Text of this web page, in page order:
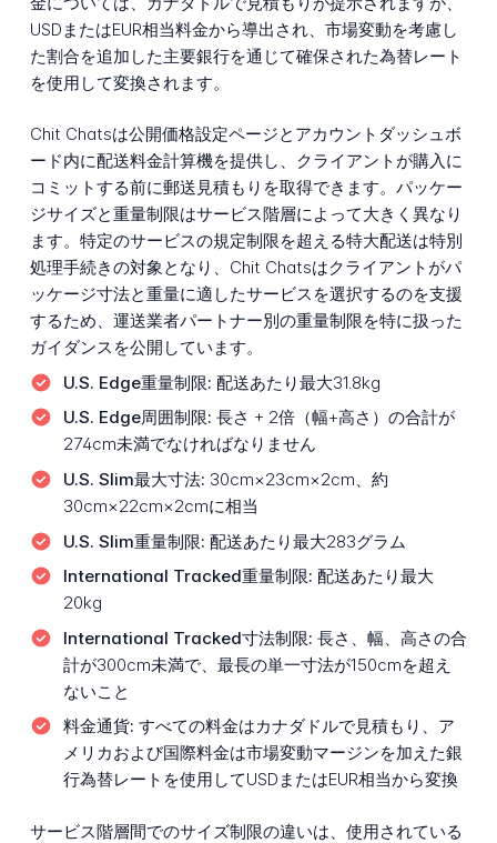
USDまたはEUR相当料金から導出され、市場変動を考慮し
た割合を追加した主要銀行を通じて確保された為替レート
を使用して変換されます。
Chit Chatsは公開価格設定ページとアカウントダッシュボ
ード内に配送料金計算機を提供し、クライアントが購入に
コミットする前に郵送見積もりを取得できます。パッケー
ジサイズと重量制限はサービス階層によって大きく異なり
ます。特定のサービスの規定制限を超える特大配送は特別
処理手続きの対象となり、Chit Chatsはクライアントがパ
ッケージ寸法と重量に適したサービスを選択するのを支援
するため、運送業者パートナー別の重量制限を特に扱った
ガイダンスを公開しています。
U.S. Edge重量制限: 配送あたり最大31.8kg
U.S. Edge周囲制限: 長さ + 2倍（幅+高さ）の合計が
274cm未満でなければなりません
U.S. Slim最大寸法: 30cm×23cm×2cm、約
30cm×22cm×2cmに相当
U.S. Slim重量制限: 配送あたり最大283グラム
International Tracked重量制限: 配送あたり最大
20kg
International Tracked寸法制限: 長さ、幅、高さの合
計が300cm未満で、最長の単一寸法が150cmを超え
ないこと
料金通貨: すべての料金はカナダドルで見積もり、ア
メリカおよび国際料金は市場変動マージンを加えた銀
行為替レートを使用してUSDまたはEUR相当から変換
サービス階層間でのサイズ制限の違いは、使用されている